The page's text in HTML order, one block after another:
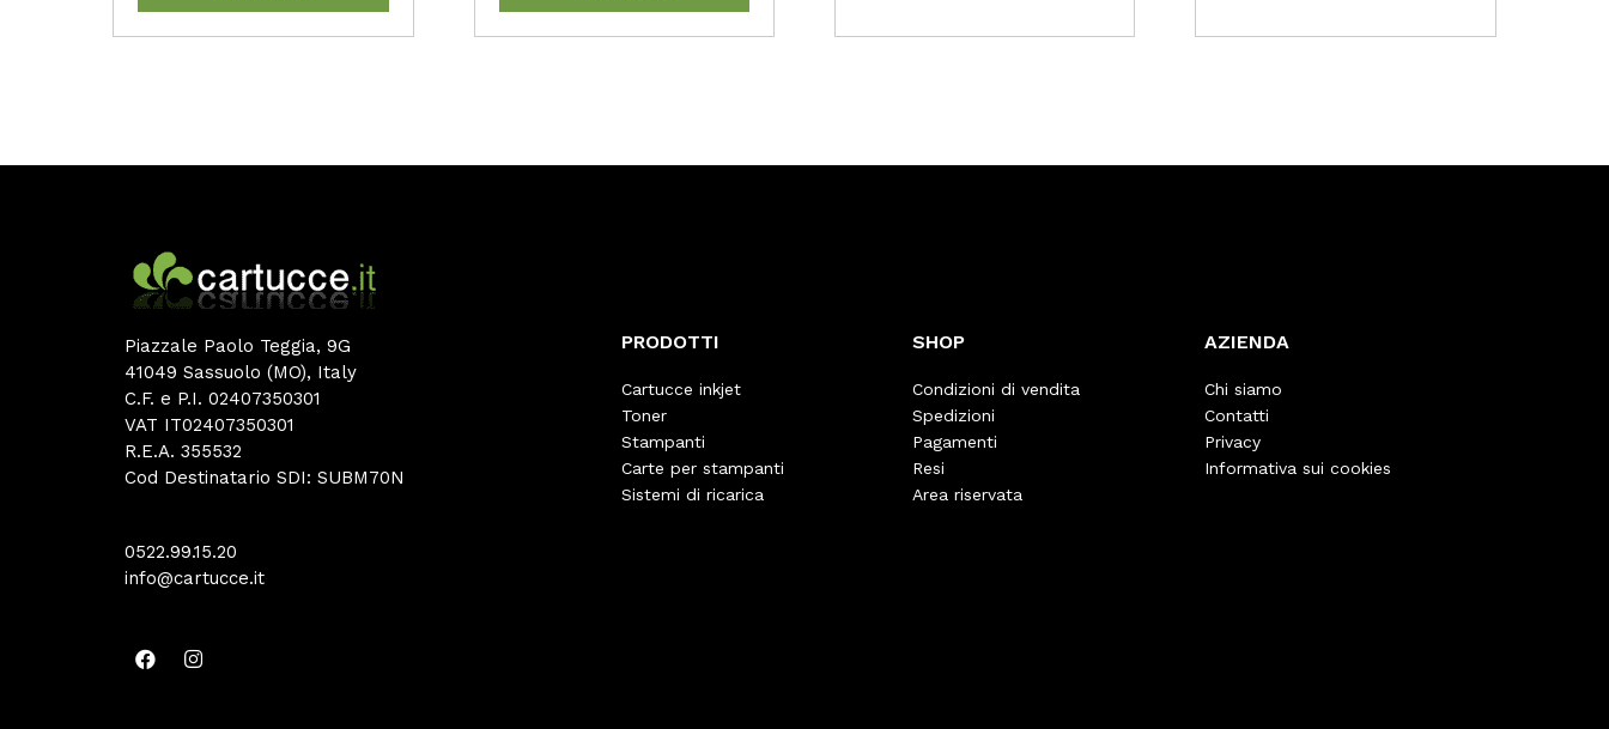
Piazzale Paolo Teggia, 9G
41049 Sassuolo (MO), Italy
C.F. e P.I. 02407350301
VAT IT02407350301
R.E.A. 355532
Cod Destinatario SDI: SUBM70N
0522.99.15.20
info@cartucce.it
PRODOTTI
Cartucce inkjet
Toner
Stampanti
Carte per stampanti
Sistemi di ricarica
SHOP
Condizioni di vendita
Spedizioni
Pagamenti
Resi
Area riservata
AZIENDA
Chi siamo
Contatti
Privacy
Informativa sui cookies